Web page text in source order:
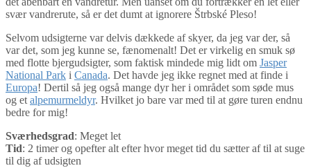
svær vandrerute, så er det dumt at ignorere Štrbské Pleso!
Selvom udsigterne var delvis dækkede af skyer, da jeg var der, så
var det, som jeg kunne se, fænomenalt! Det er virkelig en smuk sø
med flotte bjergudsigter, som faktisk mindede mig lidt om Jasper
National Park i Canada. Det havde jeg ikke regnet med at finde i
Europa! Dertil så jeg også mange dyr her i området som søde mus
og etalpemurmeldyr. Hvilket jo bare var med til at gøre turen endnu
bedre for mig!
Sværhedsgrad: Meget let
Tid: 2 timer og opefter alt efter hvor meget tid du sætter af til at suge
til dig af udsigten